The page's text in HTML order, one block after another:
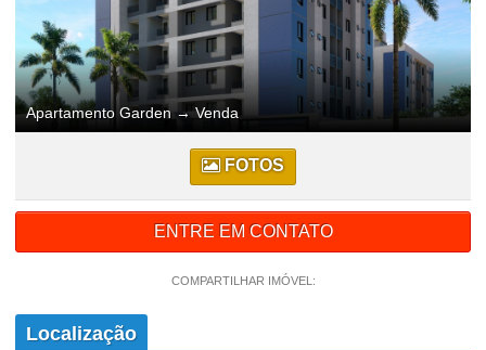
Apartamento Garden→Venda
FOTOS
ENTRE EM CONTATO
COMPARTILHAR IMÓVEL:
Localização